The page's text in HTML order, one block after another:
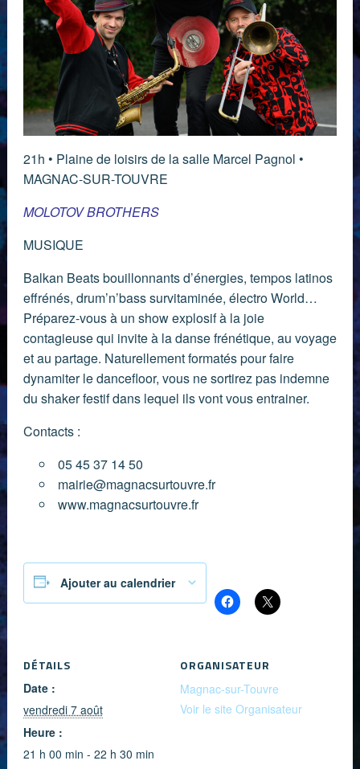
21h • Plaine de loisirs de la salle Marcel Pagnol •
MAGNAC-SUR-TOUVRE
MOLOTOV BROTHERS
MUSIQUE
Balkan Beats bouillonnants d’énergies, tempos latinos
effrénés, drum’n’bass survitaminée, électro World…
Préparez-vous à un show explosif à la joie
contagieuse qui invite à la danse frénétique, au voyage
et au partage. Naturellement formatés pour faire
dynamiter le dancefloor, vous ne sortirez pas indemne
du shaker festif dans lequel ils vont vous entrainer.
Contacts :
05 45 37 14 50
mairie@magnacsurtouvre.fr
www.magnacsurtouvre.fr
Ajouter au calendrier
DÉTAILS
Date :
vendredi 7 août
Heure :
21 h 00 min - 22 h 30 min
ORGANISATEUR
Magnac-sur-Touvre
Voir le site Organisateur